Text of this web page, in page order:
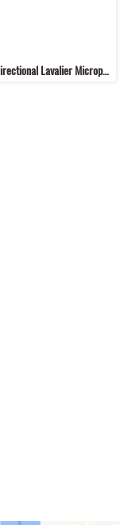
HL Omnidirectional Lavalier Microphone